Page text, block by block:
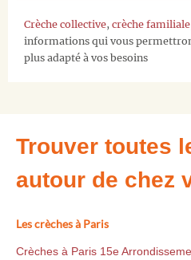
Crèche collective, crèche familiale
informations qui vous
plus adapté à vos besoins
Trouver toutes
autour de chez
Les crèches à Paris
Crèches à Paris 15e